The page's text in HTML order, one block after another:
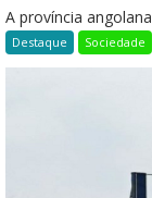
A província
Destaque Sociedade